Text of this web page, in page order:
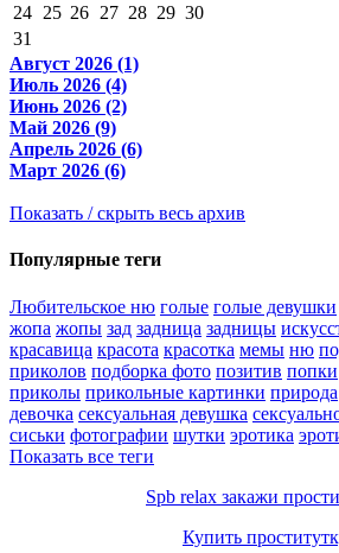
24 25 26 27 28 29 30
31
Август 2026 (1)
Июль 2026 (4)
Июнь 2026 (2)
Май 2026 (9)
Апрель 2026 (6)
Март 2026 (6)
Показать / скрыть весь архив
Популярные теги
Любительское ню голые голые девушки
жопа жопы зад задница задницы
красавица красота красотка мемы ню
приколов подборка фото позитив попки
приколы прикольные картинки природа
девочка сексуальная девушка
сиськи фотографии шутки эротика
Показать все теги
Spb relax закажи
Купить